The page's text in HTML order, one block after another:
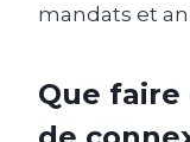
mandats et
Que faire